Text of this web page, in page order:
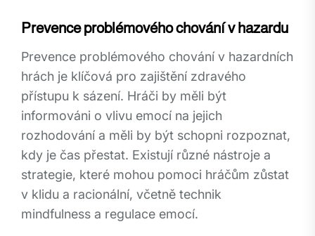
Prevence problémového chování v hazardu
Prevence problémového chování v hazardních
hrách je klíčová pro zajištění zdravého
přístupu k sázení. Hráči by měli být
informováni o vlivu emocí na jejich
rozhodování a měli by být schopni rozpoznat,
kdy je čas přestat. Existují různé nástroje a
strategie, které mohou pomoci hráčům zůstat
v klidu a racionální, včetně technik
mindfulness a regulace emocí.